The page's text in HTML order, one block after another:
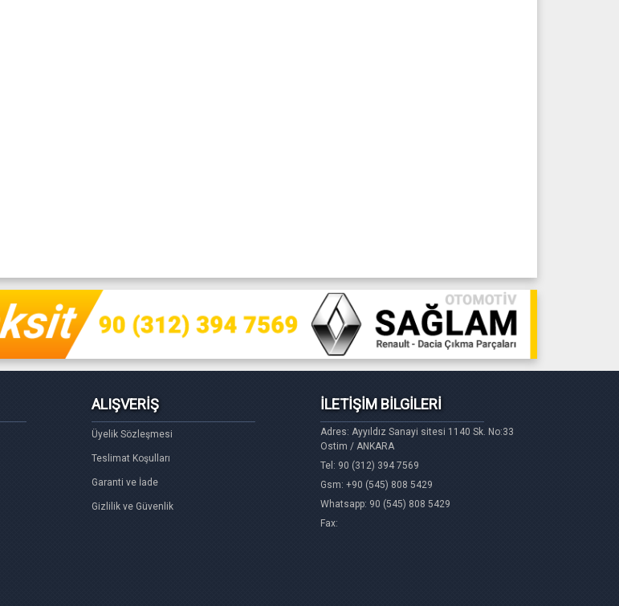
ALIŞVERİŞ
Üyelik Sözleşmesi
Teslimat Koşulları
Garanti ve İade
Gizlilik ve Güvenlik
İLETİŞİM BİLGİLERİ
Adres: Ayyıldız Sanayi sitesi 1140 Sk. No:33
Ostim / ANKARA
Tel: 90 (312) 394 7569
Gsm: +90 (545) 808 5429
Whatsapp: 90 (545) 808 5429
Fax: